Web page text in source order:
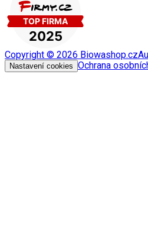
Copyright © 2026 Biowashop.cz
Nastavení cookies Ochrana